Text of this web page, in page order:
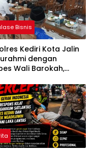
Bisnis
Kediri Kota Jalin
dengan
Wali Barokah,